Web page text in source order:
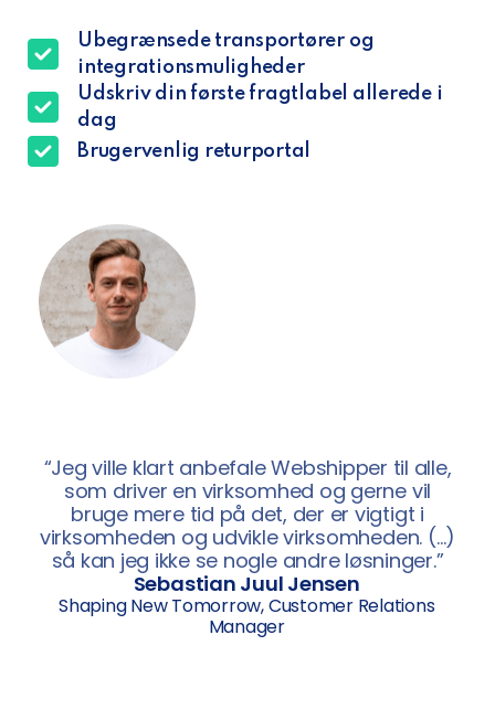
Ubegrænsede transportører og
integrationsmuligheder
Udskriv din første fragtlabel allerede i
dag
Brugervenlig returportal
“Jeg ville klart anbefale Webshipper til alle,
som driver en virksomhed og gerne vil
bruge mere tid på det, der er vigtigt i
virksomheden og udvikle virksomheden. (…)
så kan jeg ikke se nogle andre løsninger.”
Sebastian Juul Jensen
Shaping New Tomorrow, Customer Relations
Manager